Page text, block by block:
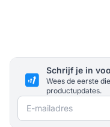
Schrijf je in
Wees de eerste
productupdates.
E-mailadres